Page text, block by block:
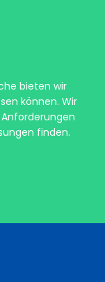
bieten wir
können. Wir
finden.